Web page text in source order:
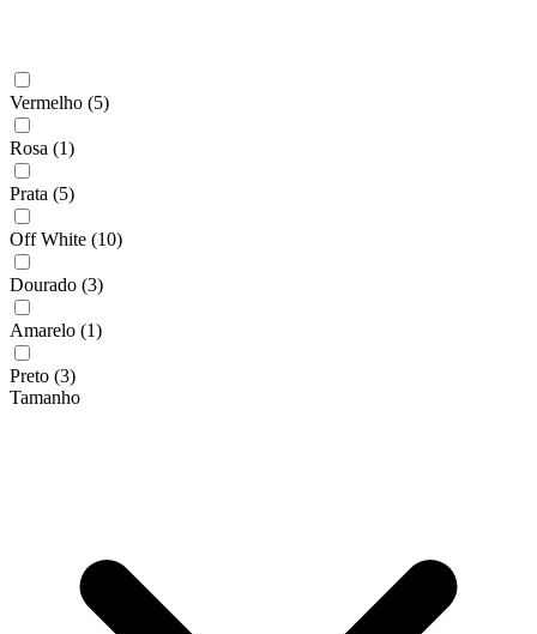
Vermelho (5)
Rosa (1)
Prata (5)
Off White (10)
Dourado (3)
Amarelo (1)
Preto (3)
Tamanho